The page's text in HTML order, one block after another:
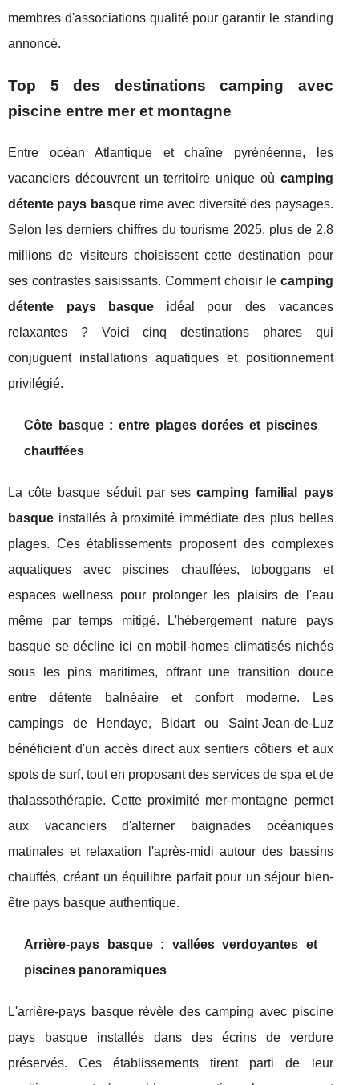
membres d'associations qualité pour garantir le standing
annoncé.
Top 5 des destinations camping avec
piscine entre mer et montagne
Entre océan Atlantique et chaîne pyrénéenne, les
vacanciers découvrent un territoire unique où camping
détente pays basquerime avec diversité des paysages.
Selon les derniers chiffres du tourisme 2025, plus de 2,8
millions de visiteurs choisissent cette destination pour
ses contrastes saisissants. Comment choisir le camping
détente pays basque idéal pour des vacances
relaxantes ? Voici cinq destinations phares qui
conjuguent installations aquatiques et positionnement
privilégié.
Côte basque : entre plages dorées et piscines
chauffées
La côte basque séduit par sescamping familial pays
basque installés à proximité immédiate des plus belles
plages. Ces établissements proposent des complexes
aquatiques avec piscines chauffées, toboggans et
espaces wellness pour prolonger les plaisirs de l'eau
même par temps mitigé. L'hébergement nature pays
basque se décline ici en mobil-homes climatisés nichés
sous les pins maritimes, offrant une transition douce
entre détente balnéaire et confort moderne. Les
campings de Hendaye, Bidart ou Saint-Jean-de-Luz
bénéficient d'un accès direct aux sentiers côtiers et aux
spots de surf, tout en proposant des services de spa et de
thalassothérapie. Cette proximité mer-montagne permet
aux vacanciers d'alterner baignades océaniques
matinales et relaxation l'après-midi autour des bassins
chauffés, créant un équilibre parfait pour un séjour bien-
être pays basque authentique.
Arrière-pays basque : vallées verdoyantes et
piscines panoramiques
L'arrière-pays basque révèle des camping avec piscine
pays basque installés dans des écrins de verdure
préservés. Ces établissements tirent parti de leur